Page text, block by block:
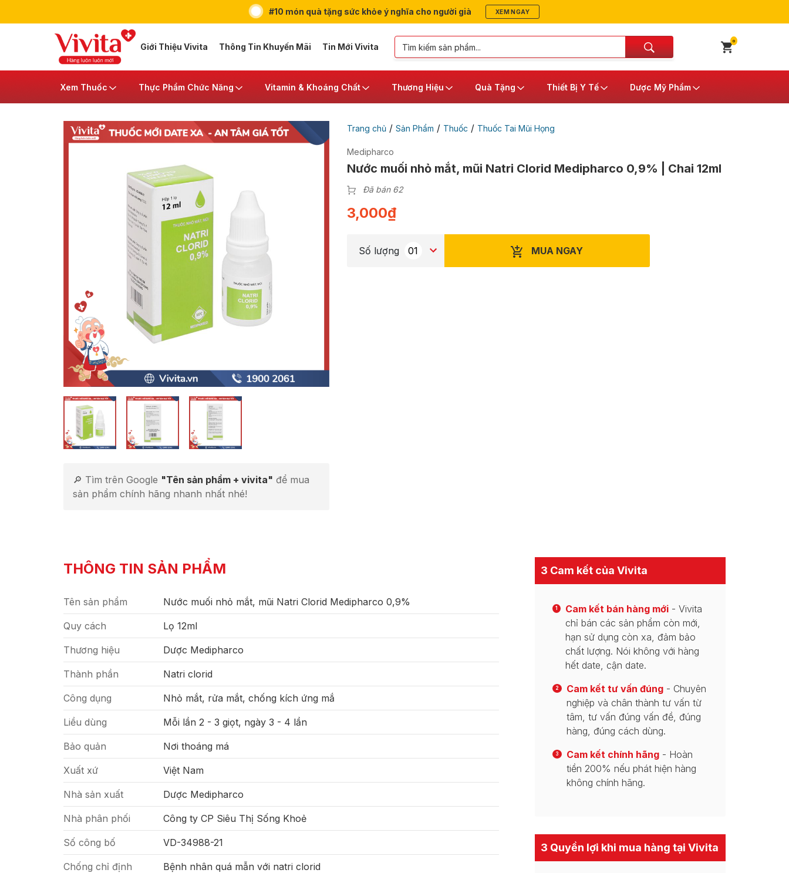
#10 món quà tặng sức khỏe ý nghĩa cho người già XEM NGAY
Giới Thiệu Vivita Thông Tin Khuyến Mãi Tin Mới Vivita
0
Xem Thuốc Thực Phẩm Chức Năng Vitamin & Khoáng Chất Thương Hiệu Quà Tặng Thiết Bị Y Tế Dược Mỹ Phẩm
🔎 Tìm trên Google "Tên sản phẩm + vivita" để mua
sản phẩm chính hãng nhanh nhất nhé!
Trang chủ/ Sản Phẩm / Thuốc / Thuốc Tai Mũi Họng
Medipharco
Nước muối nhỏ mắt, mũi Natri Clorid Medipharco 0,9% | Chai 12ml
Đã bán 62
3,000₫
Số lượng MUA NGAY
THÔNG TIN SẢN PHẨM
Tên sản phẩm Nước muối nhỏ mắt, mũi Natri Clorid Medipharco 0,9%
Quy cách Lọ 12ml
Thương hiệu Dược Medipharco
Thành phần Natri clorid
Công dụng Nhỏ mắt, rửa mắt, chống kích ứng mắ
Liều dùng Mỗi lần 2 - 3 giọt, ngày 3 - 4 lần
Bảo quản Nơi thoáng má
Xuất xứ Việt Nam
Nhà sản xuất Dược Medipharco
Nhà phân phối Công ty CP Siêu Thị Sống Khoẻ
Số công bố VD-34988-21
Chống chỉ định Bệnh nhân quá mẫn với natri clorid
3 Cam kết của Vivita
1 Cam kết bán hàng mới - Vivita
chỉ bán các sản phẩm còn mới,
hạn sử dụng còn xa, đảm bảo
chất lượng. Nói không với hàng
hết date, cận date.
2 Cam kết tư vấn đúng - Chuyên
nghiệp và chân thành tư vấn từ
tâm, tư vấn đúng vấn đề, đúng
hàng, đúng cách dùng.
3 Cam kết chính hãng - Hoàn
tiền 200% nếu phát hiện hàng
không chính hãng.
3 Quyền lợi khi mua hàng tại Vivita